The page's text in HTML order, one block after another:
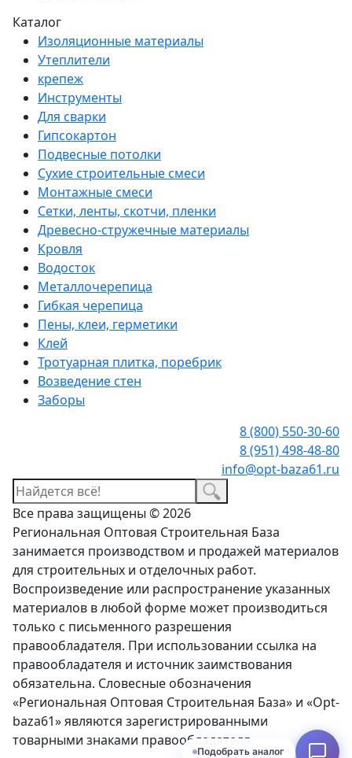
Каталог
Изоляционные материалы
Утеплители
крепеж
Инструменты
Для сварки
Гипсокартон
Подвесные потолки
Сухие строительные смеси
Монтажные смеси
Сетки, ленты, скотчи, пленки
Древесно-стружечные материалы
Кровля
Водосток
Металлочерепица
Гибкая черепица
Пены, клеи, герметики
Клей
Тротуарная плитка, поребрик
Возведение стен
Заборы
8 (800) 550-30-60
8 (951) 498-48-80
info@opt-baza61.ru
Все права защищены © 2026
Региональная Оптовая Строительная База
занимается производством и продажей материалов
для строительных и отделочных работ.
Воспроизведение или распространение указанных
материалов в любой форме может производиться
только с письменного разрешения
правообладателя. При использовании ссылка на
правообладателя и источник заимствования
обязательна. Словесные обозначения
«Региональная Оптовая Строительная База» и «Opt-
baza61» являются зарегистрированными
товарными знаками правообладателя.
Подобрать аналог